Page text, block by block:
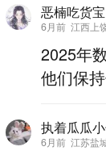
恶楠吃货宝
6月前 江西上
2025年
他们保
执着瓜瓜
6月前 江苏盐